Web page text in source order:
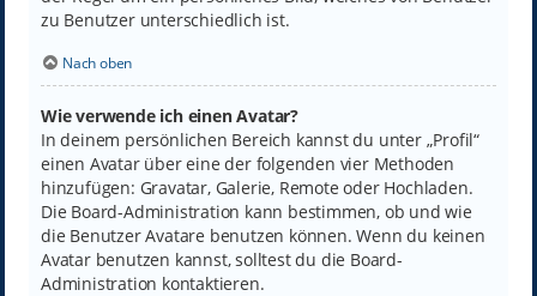
zu Benutzer unterschiedlich ist.
Nach oben
Wie verwende ich einen Avatar?
In deinem persönlichen Bereich kannst du unter „Profil“
einen Avatar über eine der folgenden vier Methoden
hinzufügen: Gravatar, Galerie, Remote oder Hochladen.
Die Board-Administration kann bestimmen, ob und wie
die Benutzer Avatare benutzen können. Wenn du keinen
Avatar benutzen kannst, solltest du die Board-
Administration kontaktieren.